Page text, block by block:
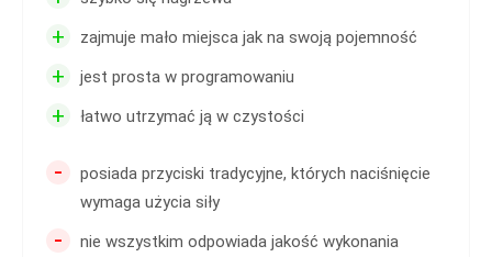
+ zajmuje mało miejsca jak na swoją pojemność
+ jest prosta w programowaniu
+ łatwo utrzymać ją w czystości
-
posiada przyciski tradycyjne, których naciśnięcie
wymaga użycia siły
-
nie wszystkim odpowiada jakość wykonania